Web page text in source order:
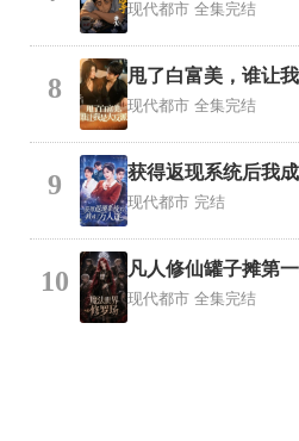
现代都市 全集完结
8 甩了白富美，谁让
现代都市 全集完结
9 获得返现系统后我
现代都市 完结
10 凡人修仙罐子摊第
现代都市 全集完结